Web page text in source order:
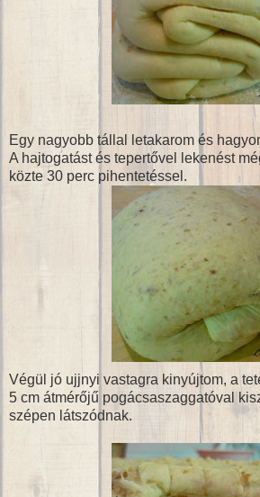
Egy nagyobb tállal letakarom és
A hajtogatást és tepertővel lekenést
közte 30 perc pihentetéssel.
Végül jó ujjnyi vastagra kinyújtom, a
5 cm átmérőjű pogácsaszaggatóval
szépen látszódnak.